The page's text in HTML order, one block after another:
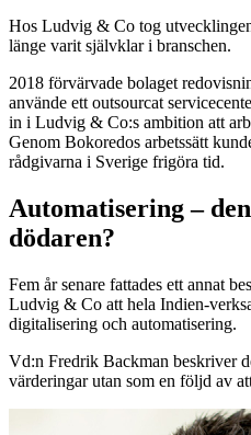
Hos Ludvig & Co tog
länge varit självklar i branschen.
2018 förvärvade bolaget
använde ett outsourcat
in i Ludvig & Co:s ambition att
Genom Bokoredos arbetssätt
rådgivarna i Sverige frigöra tid.
Automatisering –
dödaren?
Fem år senare fattades ett annat
Ludvig & Co att hela Indien-
digitalisering och automatisering.
Vd:n Fredrik Backman beskriver
värderingar utan som en följd av